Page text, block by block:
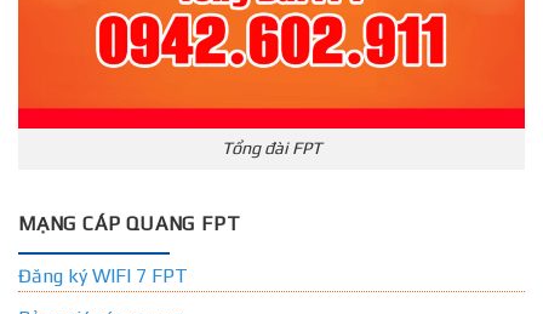
Tổng đài FPT
MẠNG CÁP QUANG FPT
Đăng ký WIFI 7 FPT